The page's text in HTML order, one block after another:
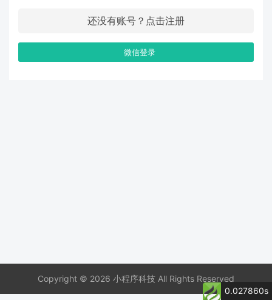
还没有账号？点击注册
微信登录
Copyright © 2026 小程序科技 All Rights Reserved
0.027860s